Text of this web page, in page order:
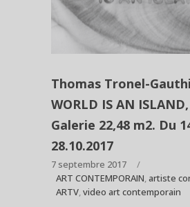
Thomas Tronel-
WORLD IS AN
Galerie 22,48 m2. Du
28.10.2017
7 septembre 2017
ART CONTEMPORAIN, artiste
ARTV,video art contemporain